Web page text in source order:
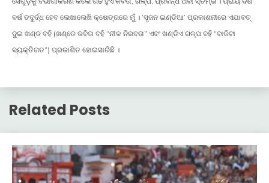
ବର୍ଷ ତଦୁର୍ଦ୍ଧ ହେବ ଲେଖାଲେଖି କ୍ଷେତ୍ରରେ ମୁଁ । ‘ସୃଜନ ଇଣ୍ଡିଆ’ ପ୍ରକାଶନୀରେ ଏଯାବତ୍
ଦୁଇ ଖଣ୍ଡ ବହି (ଖଣ୍ଡେ କବିତା ବହି “ନୀଳ ନିରବତା” ଏବଂ ଖଣ୍ଡିଏ ଗଳ୍ପ ବହି “ବାକିଟା
ବ୍ୟକ୍ତିଗତ”) ପ୍ରକାଶିତ ହୋଇସାରିଛି ।
Related Posts